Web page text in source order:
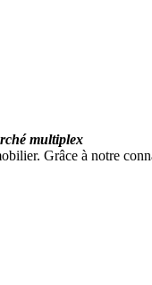
multiplex
Grâce à notre